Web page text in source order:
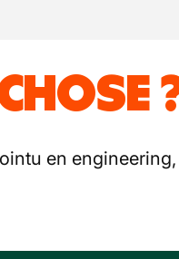
en